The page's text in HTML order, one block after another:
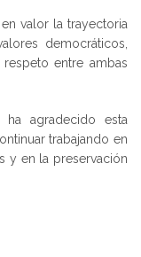
valor la trayectoria
democráticos,
entre ambas
ha agradecido esta
trabajando en
y en la preservación